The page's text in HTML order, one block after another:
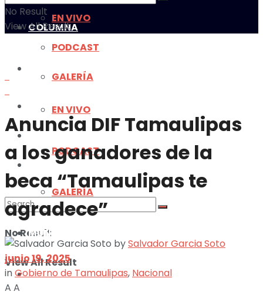
EN VIVO
PODCAST
GALERÍA
MUNDO
ILUSTRACIONES
DEPORTES
No Result
View All Result
COLUMNA
MULTIMEDIA
EN VIVO
PODCAST
GALERÍA
MUNDO
ILUSTRACIONES
No Result
View All Result
Anuncia DIF Tamaulipas
a los ganadores de la
beca “Tamaulipas te
agradece”
bySalvador Garcia Soto
junio 19, 2025
inGobierno de Tamaulipas, Nacional
A A